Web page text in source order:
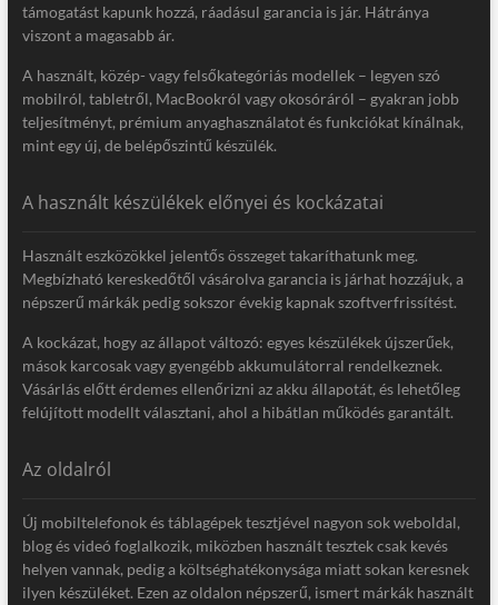
támogatást kapunk hozzá, ráadásul garancia is jár. Hátránya
viszont a magasabb ár.
A használt, közép- vagy felsőkategóriás modellek – legyen szó
mobilról, tabletről, MacBookról vagy okosóráról – gyakran jobb
teljesítményt, prémium anyaghasználatot és funkciókat kínálnak,
mint egy új, de belépőszintű készülék.
A használt készülékek előnyei és kockázatai
Használt eszközökkel jelentős összeget takaríthatunk meg.
Megbízható kereskedőtől vásárolva garancia is járhat hozzájuk, a
népszerű márkák pedig sokszor évekig kapnak szoftverfrissítést.
A kockázat, hogy az állapot változó: egyes készülékek újszerűek,
mások karcosak vagy gyengébb akkumulátorral rendelkeznek.
Vásárlás előtt érdemes ellenőrizni az akku állapotát, és lehetőleg
felújított modellt választani, ahol a hibátlan működés garantált.
Az oldalról
Új mobiltelefonok és táblagépek tesztjével nagyon sok weboldal,
blog és videó foglalkozik, miközben használt tesztek csak kevés
helyen vannak, pedig a költséghatékonysága miatt sokan keresnek
ilyen készüléket. Ezen az oldalon népszerű, ismert márkák használt